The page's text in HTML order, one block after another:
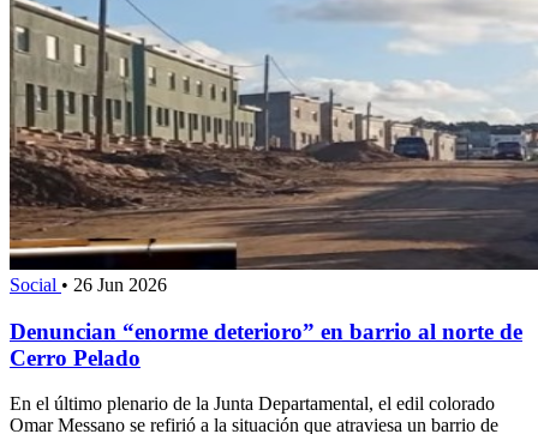
Social • 26 Jun 2026
Denuncian “enorme deterioro” en barrio al norte de
Cerro Pelado
En el último plenario de la Junta Departamental, el edil colorado
Omar Messano se refirió a la situación que atraviesa un barrio de